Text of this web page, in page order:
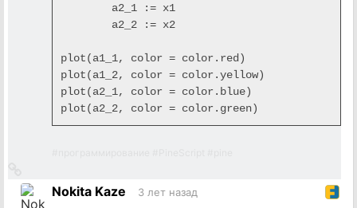
plot(a1_1, color = color.red)
plot(a1_2, color = color.yellow)
plot(a2_1, color = color.blue)
plot(a2_2, color = color.green)
на
источникNokita Kaze 3 лет назад